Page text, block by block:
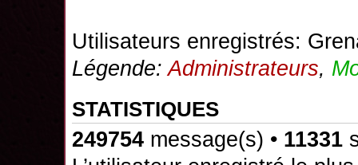
Utilisateurs enregistrés:
Légende:Administrateurs,
STATISTIQUES
249754 message(s) • 11331